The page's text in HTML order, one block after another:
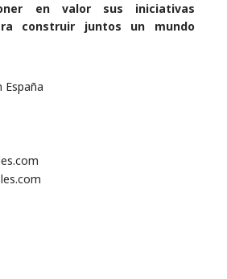
en valor sus iniciativas
construir juntos un mundo
España